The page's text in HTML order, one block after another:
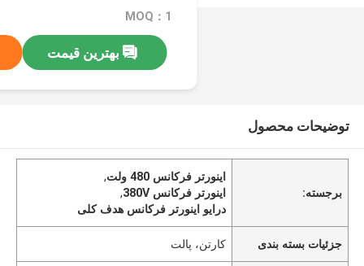
MOQ：1
بهترین قیمت
توضیحات محصول
برجسته:
اینورتر فرکانس 480 ولت
,
اینورتر فرکانس 380V
,
درایو اینورتر فرکانس هدف کلی
جزئیات بسته بندی کارتن، پالت